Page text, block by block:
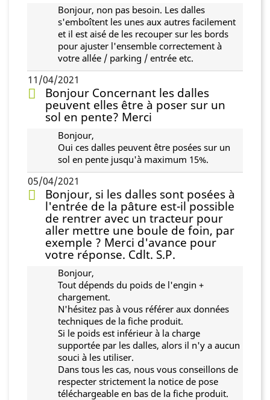
Bonjour, non pas besoin. Les dalles
s'emboîtent les unes aux autres facilement
et il est aisé de les recouper sur les bords
pour ajuster l'ensemble correctement à
votre allée / parking / entrée etc.
11/04/2021
Bonjour Concernant les dalles
peuvent elles être à poser sur un
sol en pente? Merci
Bonjour,
Oui ces dalles peuvent être posées sur un
sol en pente jusqu'à maximum 15%.
05/04/2021
Bonjour, si les dalles sont posées à
l'entrée de la pâture est-il possible
de rentrer avec un tracteur pour
aller mettre une boule de foin, par
exemple ? Merci d'avance pour
votre réponse. Cdlt. S.P.
Bonjour,
Tout dépends du poids de l'engin +
chargement.
N'hésitez pas à vous référer aux données
techniques de la fiche produit.
Si le poids est inférieur à la charge
supportée par les dalles, alors il n'y a aucun
souci à les utiliser.
Dans tous les cas, nous vous conseillons de
respecter strictement la notice de pose
téléchargeable en bas de la fiche produit.